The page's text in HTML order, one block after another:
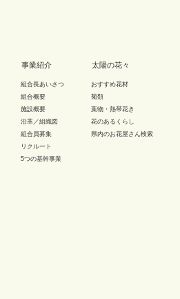
事業紹介
組合長あいさつ
組合概要
施設概要
沿革／組織図
組合員募集
リクルート
5つの基幹事業
太陽の花々
おすすめ花材
菊類
葉物・熱帯花き
花のあるくらし
県内のお花屋さん検索